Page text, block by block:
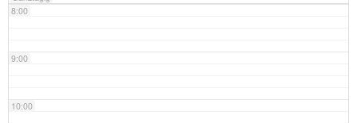
8:00
9:00
10:00